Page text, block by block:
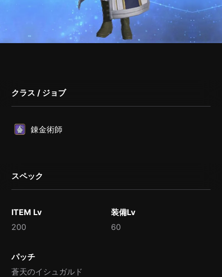
クラス / ジョブ
錬金術師
スペック
ITEM Lv
200
装備Lv
60
パッチ
蒼天のイシュガルド